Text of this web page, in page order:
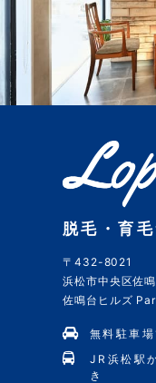
脱毛・育
〒432-8021
浜松市中央区佐
佐鳴台ヒルズ
無料駐車
JR浜松駅
き